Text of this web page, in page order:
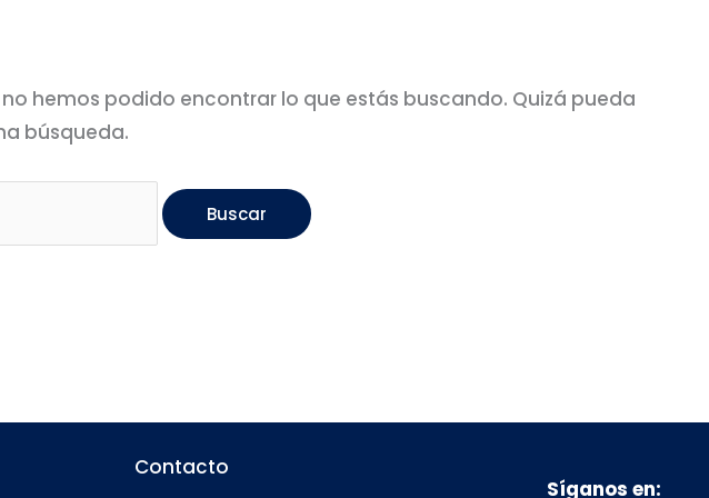
hemos podido encontrar lo que estás buscando. Quizá pueda
búsqueda.
Contacto
Síganos en: